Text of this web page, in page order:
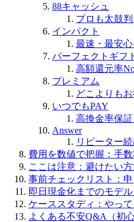
88キャッシュ
プロも太鼓
インパクト
最速・最安
パーフェクトギフ
高額還元率
プレミアム
どこよりも
いつでもPAY
高換金率保
Answer
リピーター
費用を数値で把握：手
ここは注意：避けたい
事前チェックリスト：
即日現金化までのモデ
ケーススタディ：やっ
よくある不安Q&A（初心